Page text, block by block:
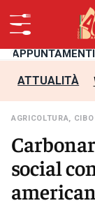
APPUNTAMENTI
ATTUALITÀ
AGRICOLTURA,
social